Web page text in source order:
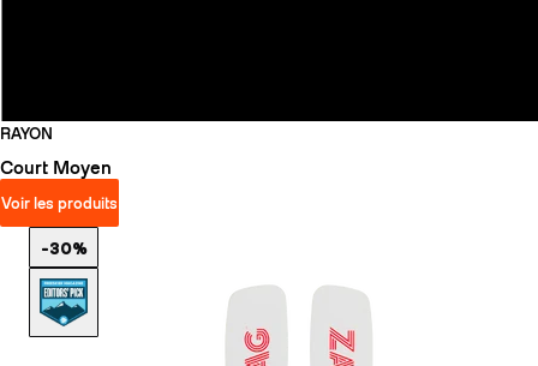
RAYON
Court Moyen
Voir les produits
-30%